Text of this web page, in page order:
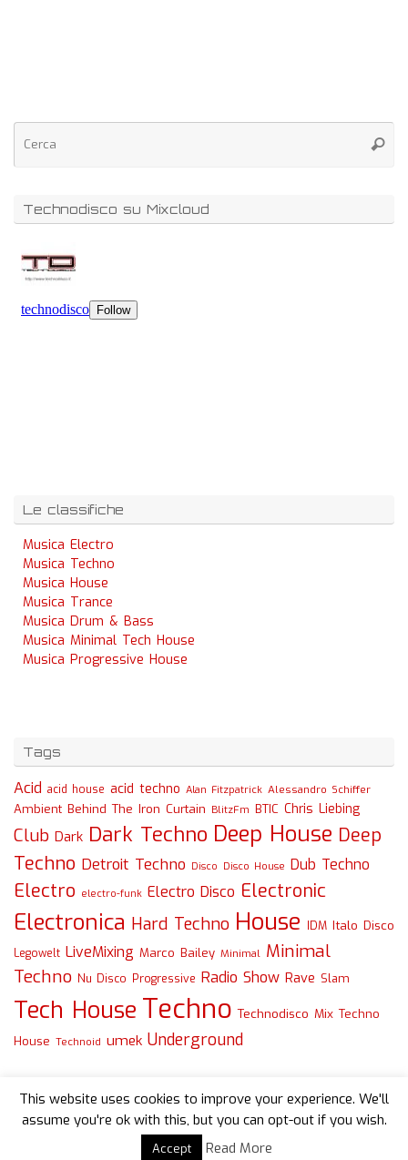
Technodisco su Mixcloud
Le classifiche
Musica Electro
Musica Techno
Musica House
Musica Trance
Musica Drum & Bass
Musica Minimal Tech House
Musica Progressive House
Tags
Acid acid house acid techno Alan Fitzpatrick Alessandro Schiffer
Ambient Behind The Iron Curtain BlitzFm BTIC Chris Liebing
Club Dark Dark Techno Deep House Deep
Techno Detroit Techno Disco Disco House Dub Techno
Electro electro-funk Electro Disco Electronic
Electronica Hard Techno House IDM Italo Disco
Legowelt LiveMixing Marco Bailey Minimal Minimal
Techno Nu Disco Progressive Radio Show Rave Slam
Tech House Techno Technodisco Mix Techno
House Technoid umek Underground
Powered byTempera
This website uses cookies to improve your experience. We'll
assume you're ok with this, but you can opt-out if you wish.
Accept Read More